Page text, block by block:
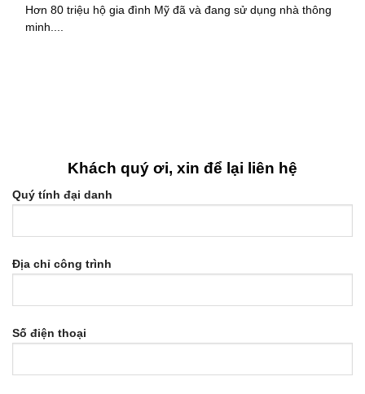
Hơn 80 triệu hộ gia đình Mỹ đã và đang sử dụng nhà thông
minh....
Khách quý ơi, xin để lại liên hệ
Quý tính đại danh
Địa chỉ công trình
Số điện thoại